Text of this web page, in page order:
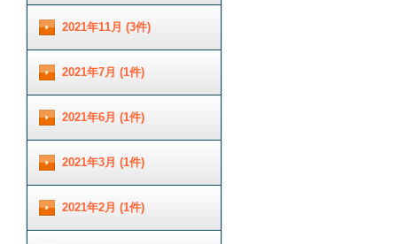
2021年11月 (3件)
2021年7月 (1件)
2021年6月 (1件)
2021年3月 (1件)
2021年2月 (1件)